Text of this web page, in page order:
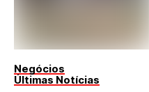
Negócios
Últimas Notícias